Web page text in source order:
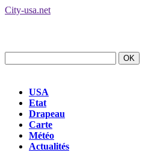
City-usa.net
USA
Etat
Drapeau
Carte
Météo
Actualités